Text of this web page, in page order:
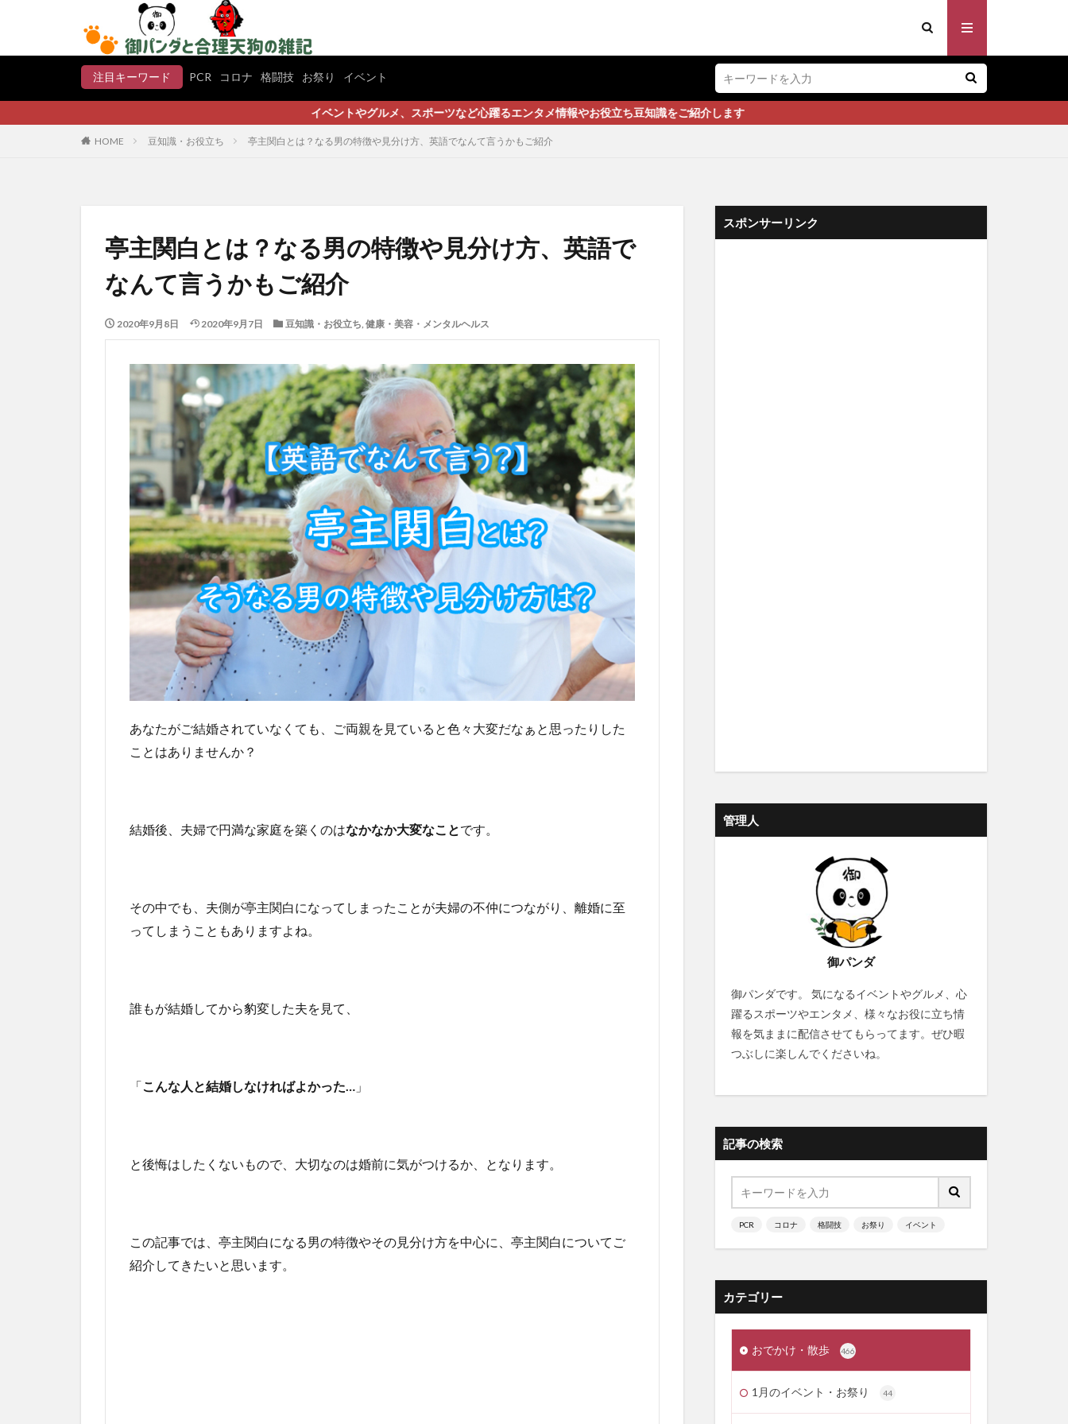
注目キーワード PCR コロナ 格闘技 お祭り イベント
イベントやグルメ、スポーツなど心躍るエンタメ情報やお役立ち豆知識をご紹介します
HOME 豆知識・お役立ち 亭主関白とは？なる男の特徴や見分け方、英語でなんて言うかもご紹介
亭主関白とは？なる男の特徴や見分け方、英語で
なんて言うかもご紹介
2020年9月8日 2020年9月7日 豆知識・お役立ち, 健康・美容・メンタルヘルス
あなたがご結婚されていなくても、ご両親を見ていると色々大変だなぁと思ったりした
ことはありませんか？
結婚後、夫婦で円満な家庭を築くのはなかなか大変なことです。
その中でも、夫側が亭主関白になってしまったことが夫婦の不仲につながり、離婚に至
ってしまうこともありますよね。
誰もが結婚してから豹変した夫を見て、
「こんな人と結婚しなければよかった… 」
と後悔はしたくないもので、大切なのは婚前に気がつけるか、となります。
この記事では、亭主関白になる男の特徴やその見分け方を中心に、亭主関白についてご
紹介してきたいと思います。
スポンサーリンク
管理人
御パンダ
御パンダです。 気になるイベントやグルメ、心
躍るスポーツやエンタメ、様々なお役に立ち情
報を気ままに配信させてもらってます。ぜひ暇
つぶしに楽しんでくださいね。
記事の検索
PCR コロナ 格闘技 お祭り イベント
カテゴリー
おでかけ・散歩 466
1月のイベント・お祭り 44